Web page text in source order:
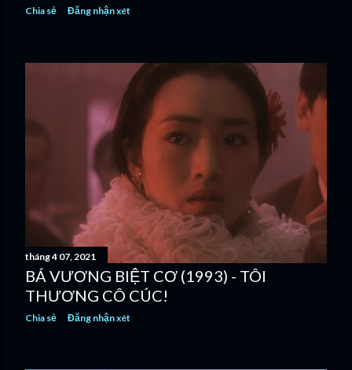
Chia sẻ Đăng nhận xét
tháng 4 07, 2021
BÁ VƯƠNG BIỆT CƠ (1993) - TÔI
THƯƠNG CÔ CÚC!
Chia sẻ Đăng nhận xét